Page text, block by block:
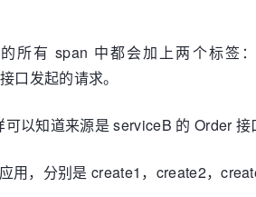
所有 span 中都会加上两个标签
口发起的请求。
以知道来源是 serviceB 的 Order
用，分别是 create1，create2，